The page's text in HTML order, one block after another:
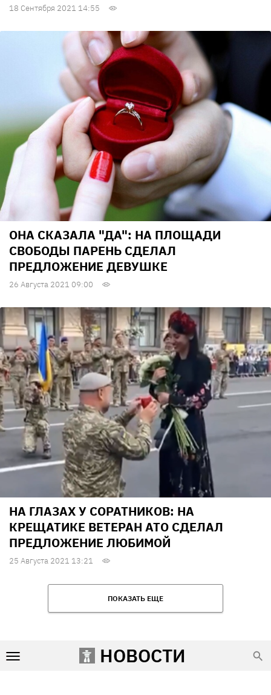
НОВОСТИ
18 Сентября 2021 14:55
ОНА СКАЗАЛА "ДА": НА ПЛОЩАДИ
СВОБОДЫ ПАРЕНЬ СДЕЛАЛ
ПРЕДЛОЖЕНИЕ ДЕВУШКЕ
26 Августа 2021 09:00
НА ГЛАЗАХ У СОРАТНИКОВ: НА
КРЕЩАТИКЕ ВЕТЕРАН АТО СДЕЛАЛ
ПРЕДЛОЖЕНИЕ ЛЮБИМОЙ
25 Августа 2021 13:21
ПОКАЗАТЬ ЕЩЕ
Условия использования